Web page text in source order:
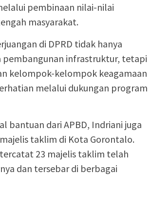
pembinaan nilai-nilai
masyarakat.
di DPRD tidak hanya
pembangunan infrastruktur, tetapi
kelompok-kelompok keagamaan
melalui dukungan program
bantuan dari APBD, Indriani juga
taklim di Kota Gorontalo.
23 majelis taklim telah
dan tersebar di berbagai